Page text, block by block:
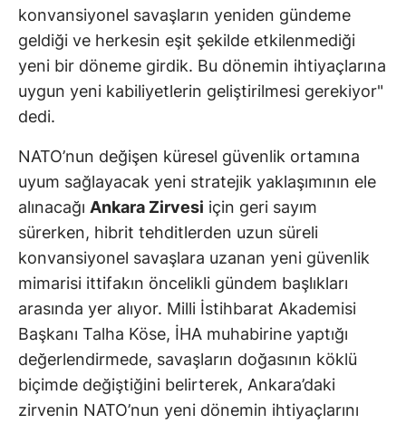
konvansiyonel savaşların yeniden gündeme
geldiği ve herkesin eşit şekilde etkilenmediği
yeni bir döneme girdik. Bu dönemin ihtiyaçlarına
uygun yeni kabiliyetlerin geliştirilmesi gerekiyor"
dedi.
NATO’nun değişen küresel güvenlik ortamına
uyum sağlayacak yeni stratejik yaklaşımının ele
alınacağı Ankara Zirvesi için geri sayım
sürerken, hibrit tehditlerden uzun süreli
konvansiyonel savaşlara uzanan yeni güvenlik
mimarisi ittifakın öncelikli gündem başlıkları
arasında yer alıyor. Milli İstihbarat Akademisi
Başkanı Talha Köse, İHA muhabirine yaptığı
değerlendirmede, savaşların doğasının köklü
biçimde değiştiğini belirterek, Ankara’daki
zirvenin NATO’nun yeni dönemin ihtiyaçlarını